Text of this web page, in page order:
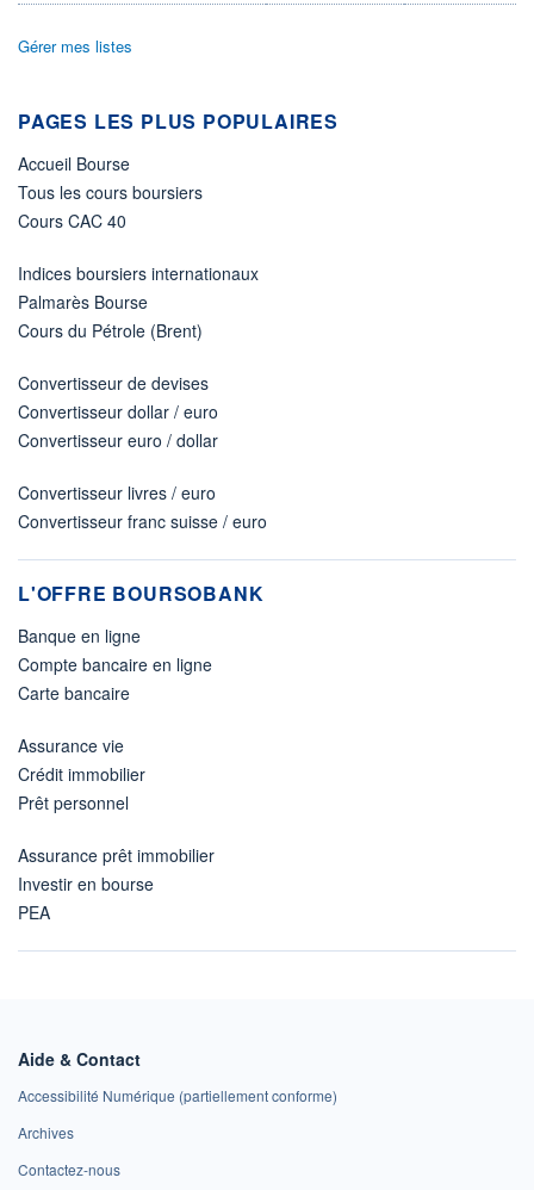
ACTIF NET (EUR)
RISQUE DU FONDS (SRI)
3/7
Gérer mes listes
PAGES LES PLUS POPULAIRES
Accueil Bourse
Tous les cours boursiers
Cours CAC 40
Indices boursiers internationaux
Palmarès Bourse
Cours du Pétrole (Brent)
Convertisseur de devises
Convertisseur dollar / euro
Convertisseur euro / dollar
Convertisseur livres / euro
Convertisseur franc suisse / euro
L'OFFRE BOURSOBANK
Banque en ligne
Compte bancaire en ligne
Carte bancaire
Assurance vie
Crédit immobilier
Prêt personnel
Assurance prêt immobilier
Investir en bourse
PEA
Aide & Contact
Accessibilité Numérique (partiellement conforme)
Archives
Contactez-nous